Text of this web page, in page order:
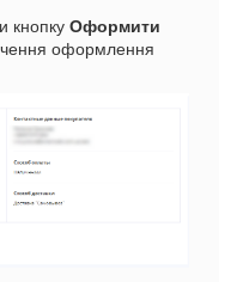
кнопку Оформити
оформлення